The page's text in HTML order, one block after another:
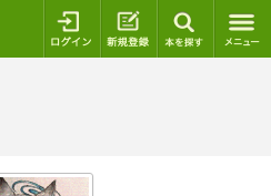
ログイン 新規登録